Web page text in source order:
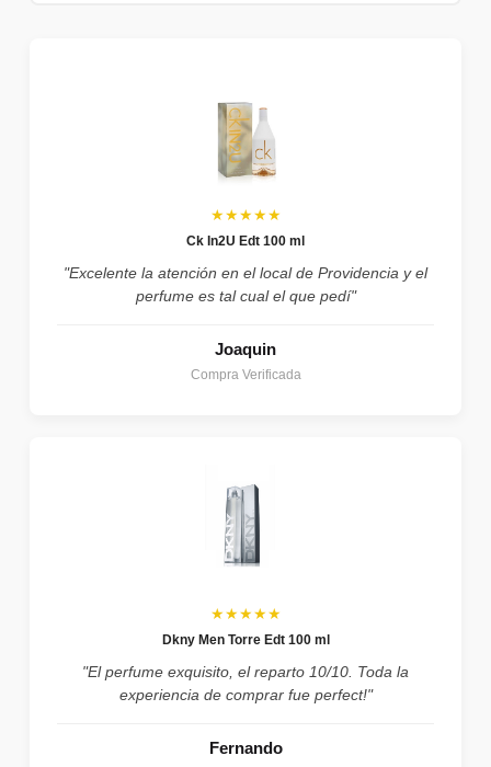
★★★★★
Ck In2U Edt 100 ml
"Excelente la atención en el local de Providencia y el
perfume es tal cual el que pedí"
Joaquin
Compra Verificada
★★★★★
Dkny Men Torre Edt 100 ml
"El perfume exquisito, el reparto 10/10. Toda la
experiencia de comprar fue perfect!"
Fernando